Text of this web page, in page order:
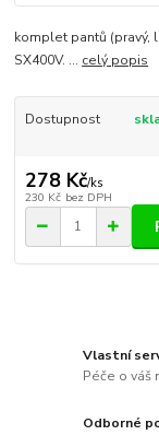
komplet pantů (pravý,
SX400V. ... celý popis
Dostupnost
278 Kč/ks
230 Kč bez DPH
Vlastní
Péče o váš
Odborné